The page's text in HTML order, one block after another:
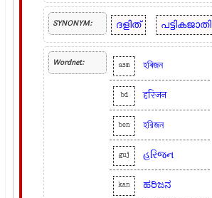
SYNONYM: ദളിത് പട്ടികജാതി
Wordnet: asm হৰিজন
bd हरिजन
ben হরিজন
guj હરિજન
kan ಹರಿಜನ